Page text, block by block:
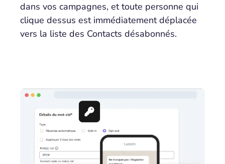
dans vos campagnes, et toute personne qui
clique dessus est immédiatement déplacée
vers la liste des Contacts désabonnés.